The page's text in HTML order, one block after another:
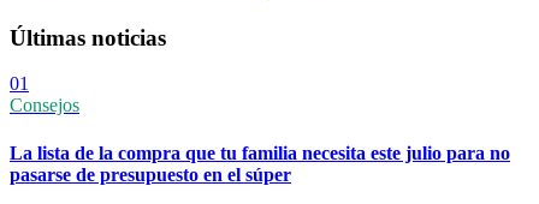
Últimas noticias
01
Consejos
La lista de la compra que tu familia necesita este julio para no
pasarse de presupuesto en el súper